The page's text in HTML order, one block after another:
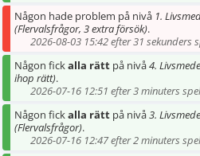
Någon hade problem på nivå 1.
(Flervalsfrågor, 3 extra försök).
2026-08-03 15:42 efter 31 sekunders
Någon fickalla rätt på nivå4.
ihop rätt).
2026-07-16 12:51 efter 3 minuters
Någon fickalla rätt på nivå3.
(Flervalsfrågor).
2026-07-16 12:47 efter 2 minuters